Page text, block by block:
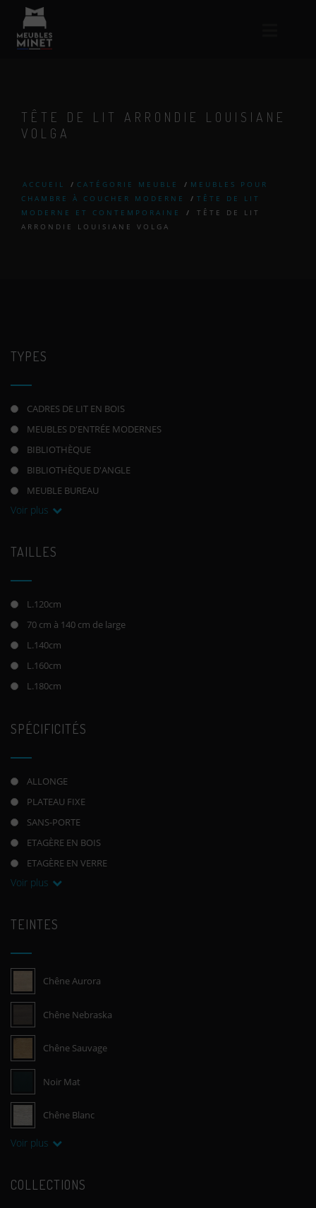
TÊTE DE LIT ARRONDIE LOUISIANE
VOLGA
ACCUEIL / CATÉGORIE MEUBLE / MEUBLES POUR
CHAMBRE À COUCHER MODERNE
/ TÊTE DE LIT
MODERNE ET CONTEMPORAINE
/
TÊTE DE LIT
ARRONDIE LOUISIANE VOLGA
TYPES
CADRES DE LIT EN BOIS
MEUBLES D'ENTRÉE MODERNES
BIBLIOTHÈQUE
BIBLIOTHÈQUE D'ANGLE
MEUBLE BUREAU
Voir plus
TAILLES
L.120cm
70 cm à 140 cm de large
L.140cm
L.160cm
L.180cm
SPÉCIFICITÉS
ALLONGE
PLATEAU FIXE
SANS-PORTE
ETAGÈRE EN BOIS
ETAGÈRE EN VERRE
Voir plus
TEINTES
Chêne Aurora
Chêne Nebraska
Chêne Sauvage
Noir Mat
Chêne Blanc
Voir plus
COLLECTIONS